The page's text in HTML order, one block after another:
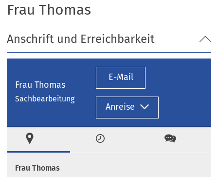
Frau Thomas
Anschrift und Erreichbarkeit
Frau Thomas
Sachbearbeitung
E-Mail
Anreise
Zeiten Kontakt
Frau Thomas